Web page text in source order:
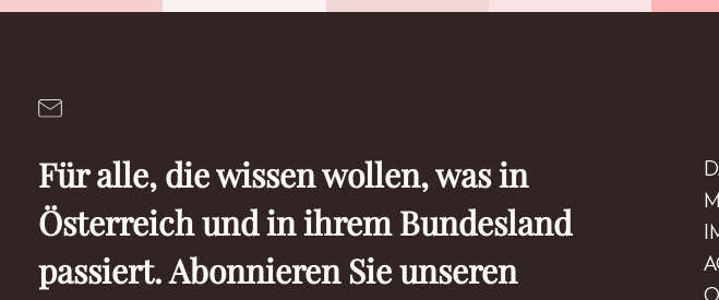
Für alle, die wissen wollen, was in
Österreich und in ihrem Bundesland
passiert. Abonnieren Sie unseren